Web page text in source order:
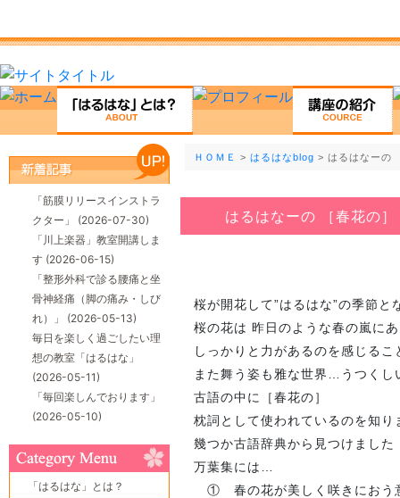
ＨＯＭＥ > はるはなblog > はるはなーの
はるはなーの ［春花の
桜が開花して”はるはな”の季節と
桜の花は 昨日のような春の嵐に
しっかりと力があるのを感じるこ
また舞う姿も雅な世界…うつく
古語の中に［春花の］
枕詞として使われているのを知り
幾つか古語辞典から見つけました
万葉集には…
① 春の花が美しく咲きにおう
「筋膜リリースインストラ
クター」 (2026-07-30)
「川上楽器」教室開講しま
す (2026-06-15)
「整形外科で診る腰痛と坐
骨神経痛（脚の痛み・しび
れ）」 (2026-05-13)
毎日を楽しく過ごしたい理
想の教室「はるはな」
(2026-05-11)
「毎回楽しんでおります」
(2026-05-10)
「はるはな」とは？